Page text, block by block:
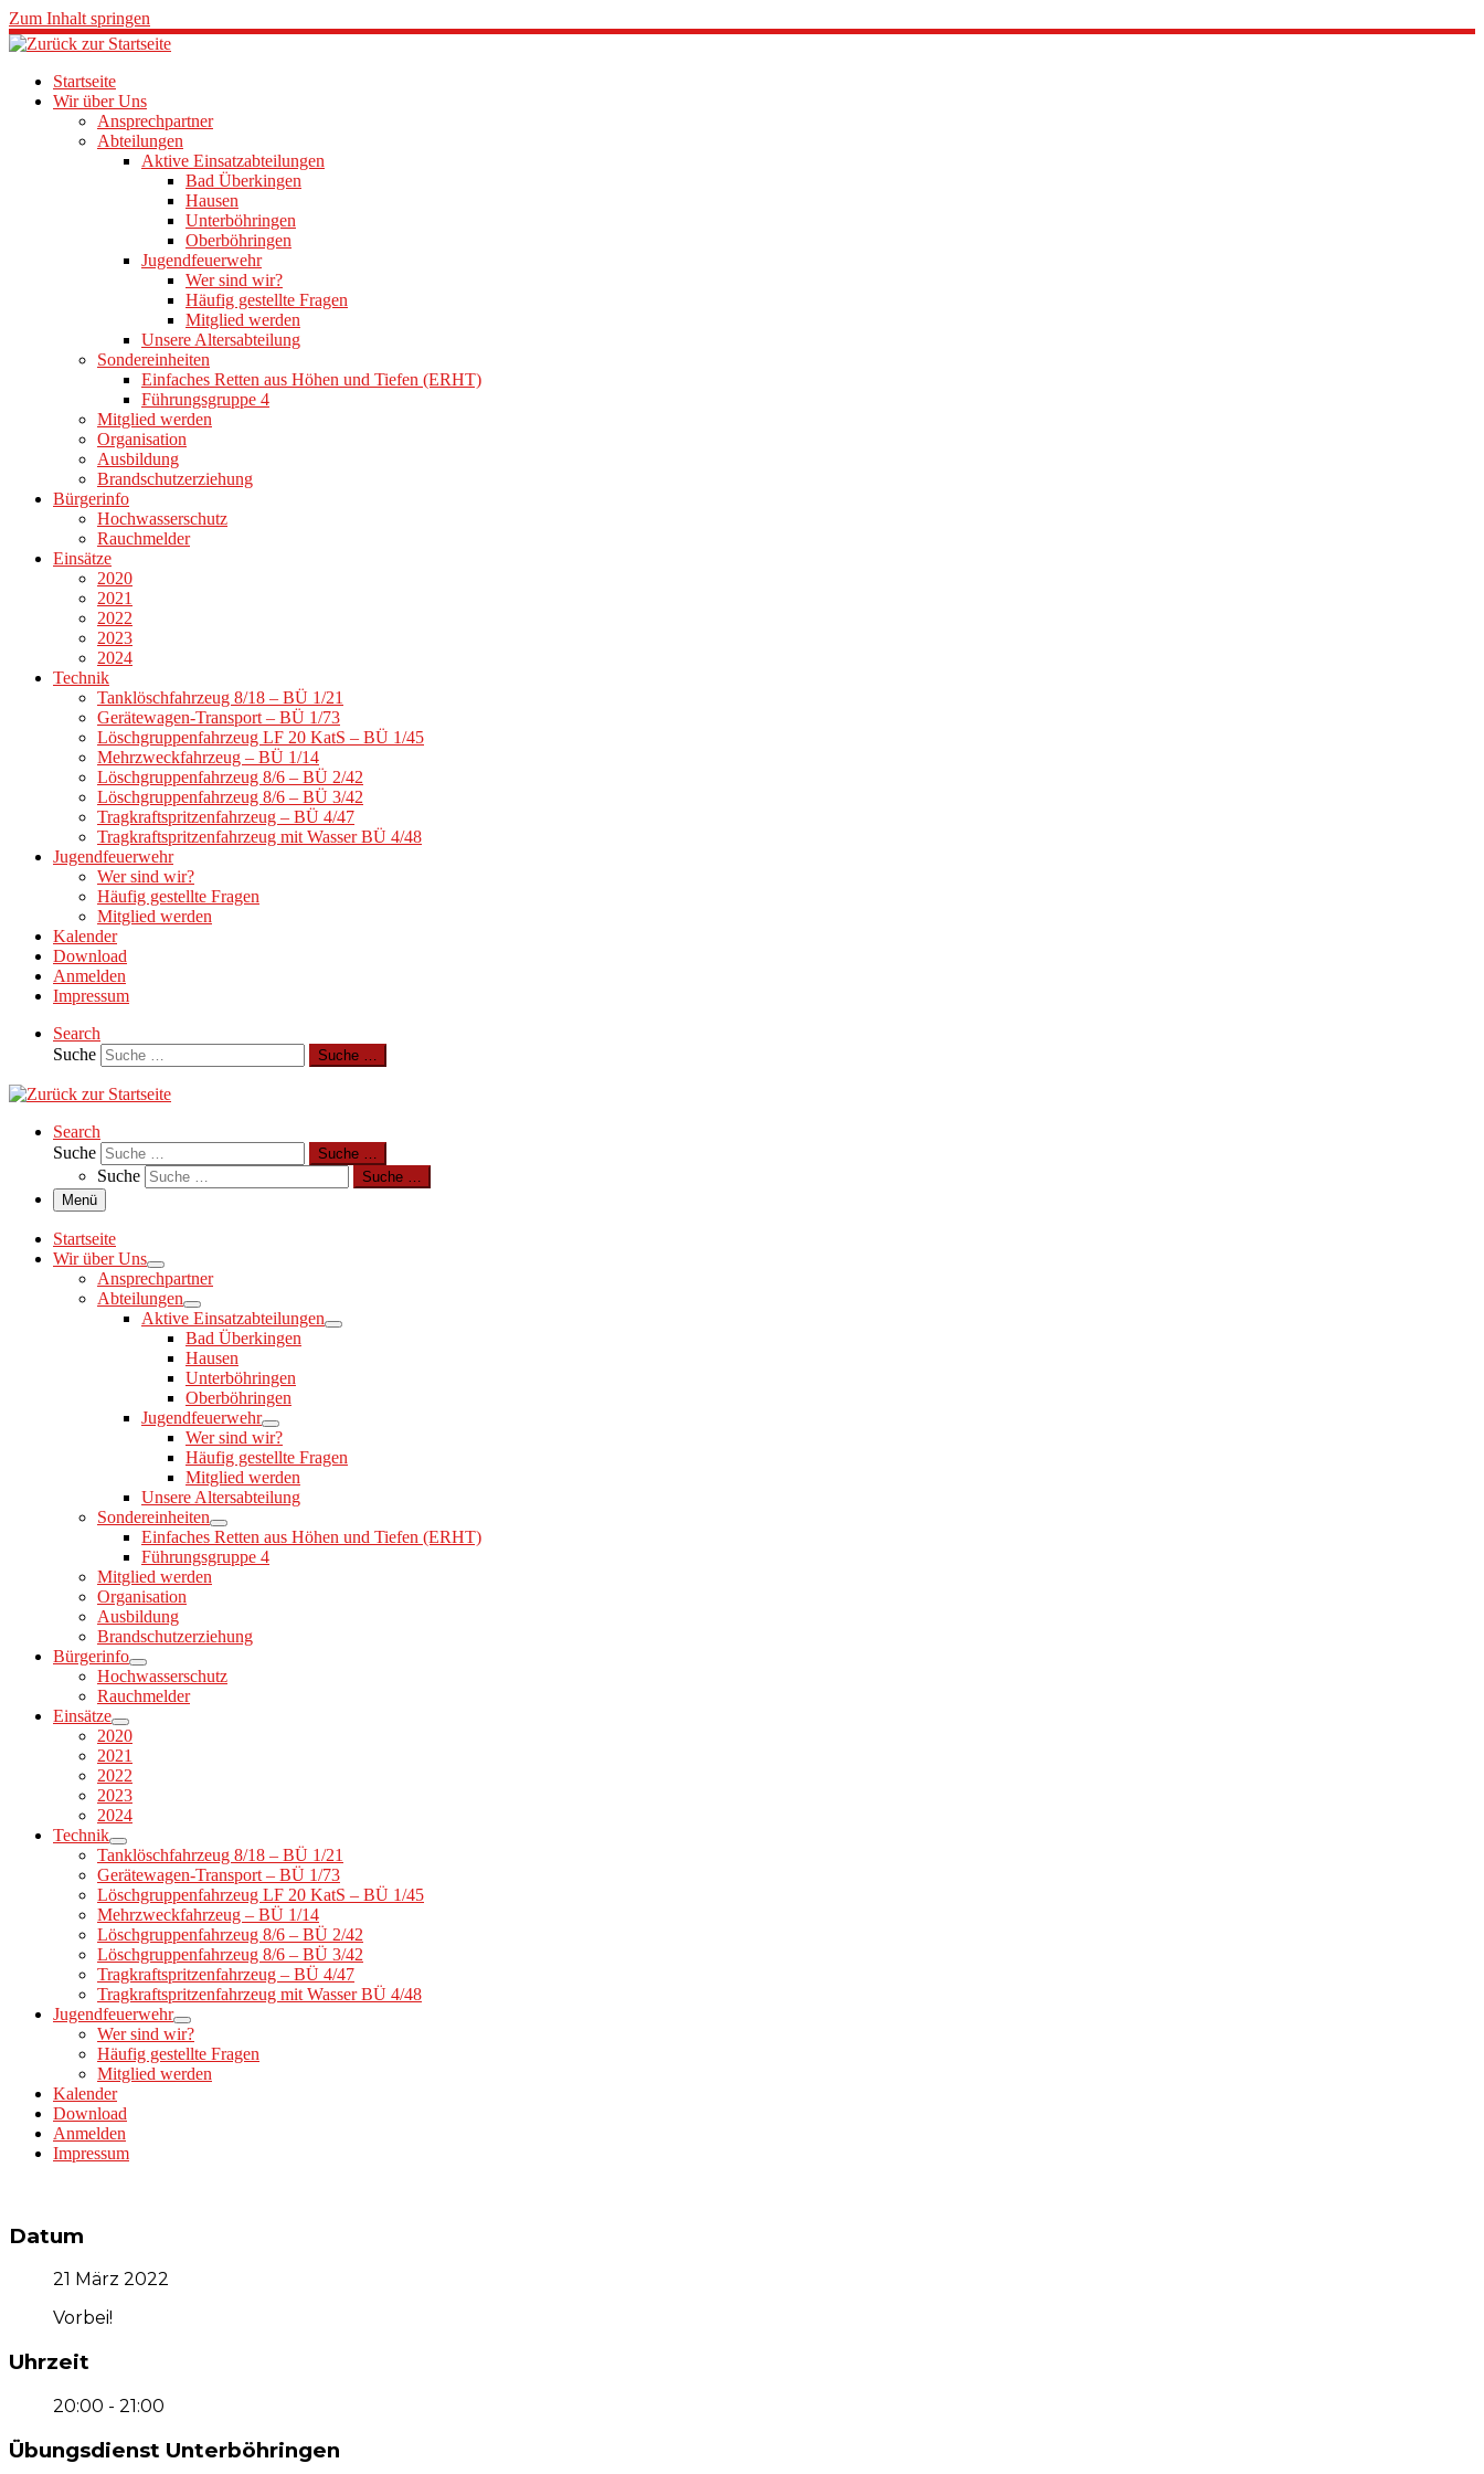
Zum Inhalt springen
Startseite
Wir über Uns
Ansprechpartner
Abteilungen
Aktive Einsatzabteilungen
Bad Überkingen
Hausen
Unterböhringen
Oberböhringen
Jugendfeuerwehr
Wer sind wir?
Häufig gestellte Fragen
Mitglied werden
Unsere Altersabteilung
Sondereinheiten
Einfaches Retten aus Höhen und Tiefen (ERHT)
Führungsgruppe 4
Mitglied werden
Organisation
Ausbildung
Brandschutzerziehung
Bürgerinfo
Hochwasserschutz
Rauchmelder
Einsätze
2020
2021
2022
2023
2024
Technik
Tanklöschfahrzeug 8/18 – BÜ 1/21
Gerätewagen-Transport – BÜ 1/73
Löschgruppenfahrzeug LF 20 KatS – BÜ 1/45
Mehrzweckfahrzeug – BÜ 1/14
Löschgruppenfahrzeug 8/6 – BÜ 2/42
Löschgruppenfahrzeug 8/6 – BÜ 3/42
Tragkraftspritzenfahrzeug – BÜ 4/47
Tragkraftspritzenfahrzeug mit Wasser BÜ 4/48
Jugendfeuerwehr
Wer sind wir?
Häufig gestellte Fragen
Mitglied werden
Kalender
Download
Anmelden
Impressum
Search
Suche
Suche …
Search
Suche
Suche …
Suche
Suche …
Menü
Startseite
Wir über Uns
Ansprechpartner
Abteilungen
Aktive Einsatzabteilungen
Bad Überkingen
Hausen
Unterböhringen
Oberböhringen
Jugendfeuerwehr
Wer sind wir?
Häufig gestellte Fragen
Mitglied werden
Unsere Altersabteilung
Sondereinheiten
Einfaches Retten aus Höhen und Tiefen (ERHT)
Führungsgruppe 4
Mitglied werden
Organisation
Ausbildung
Brandschutzerziehung
Bürgerinfo
Hochwasserschutz
Rauchmelder
Einsätze
2020
2021
2022
2023
2024
Technik
Tanklöschfahrzeug 8/18 – BÜ 1/21
Gerätewagen-Transport – BÜ 1/73
Löschgruppenfahrzeug LF 20 KatS – BÜ 1/45
Mehrzweckfahrzeug – BÜ 1/14
Löschgruppenfahrzeug 8/6 – BÜ 2/42
Löschgruppenfahrzeug 8/6 – BÜ 3/42
Tragkraftspritzenfahrzeug – BÜ 4/47
Tragkraftspritzenfahrzeug mit Wasser BÜ 4/48
Jugendfeuerwehr
Wer sind wir?
Häufig gestellte Fragen
Mitglied werden
Kalender
Download
Anmelden
Impressum
Datum
21 März 2022
Vorbei!
Uhrzeit
20:00 - 21:00
Übungsdienst Unterböhringen